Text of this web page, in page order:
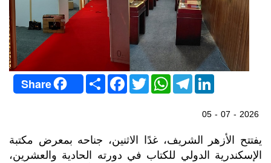
Share S
h
a
F
a
c
o
k
T
w
i
r
W
h
a
p
p
T
e
l
a
m
L
i
n
k
e
I
n
05 - 07 - 2026
يفتتح الأزهر الشريف، غدًا الاثنين، جناحه بمعرض مكتبة
الإسكندرية الدولي للكتاب في دورته الحادية والعشرين،